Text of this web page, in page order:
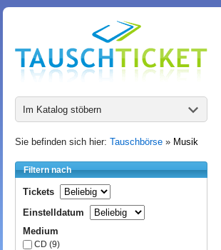
Im Katalog stöbern
Sie befinden sich hier: Tauschbörse » Musik
Filtern nach
Tickets
Einstelldatum
Medium
CD (9)